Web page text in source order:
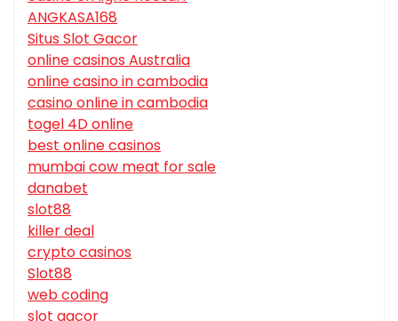
ANGKASA168
Situs Slot Gacor
online casinos Australia
online casino in cambodia
casino online in cambodia
togel 4D online
best online casinos
mumbai cow meat for sale
danabet
slot88
killer deal
crypto casinos
Slot88
web coding
slot gacor